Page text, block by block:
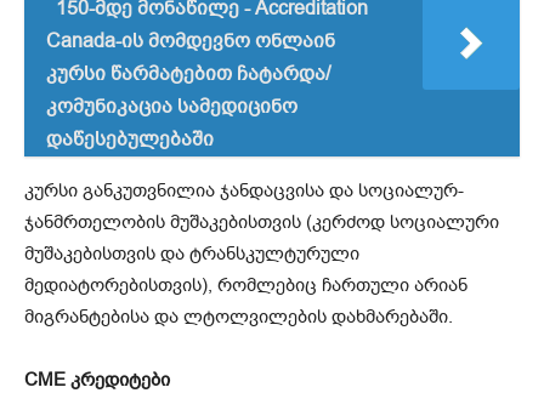
150-მდე მონაწილე - Accreditation
Canada-ის მომდევნო ონლაინ
კურსი წარმატებით ჩატარდა/
კომუნიკაცია სამედიცინო
დაწესებულებაში
კურსი განკუთვნილია ჯანდაცვისა და სოციალურ-
ჯანმრთელობის მუშაკებისთვის (კერძოდ სოციალური
მუშაკებისთვის და ტრანსკულტურული
მედიატორებისთვის), რომლებიც ჩართული არიან
მიგრანტებისა და ლტოლვილების დახმარებაში.
CME კრედიტები